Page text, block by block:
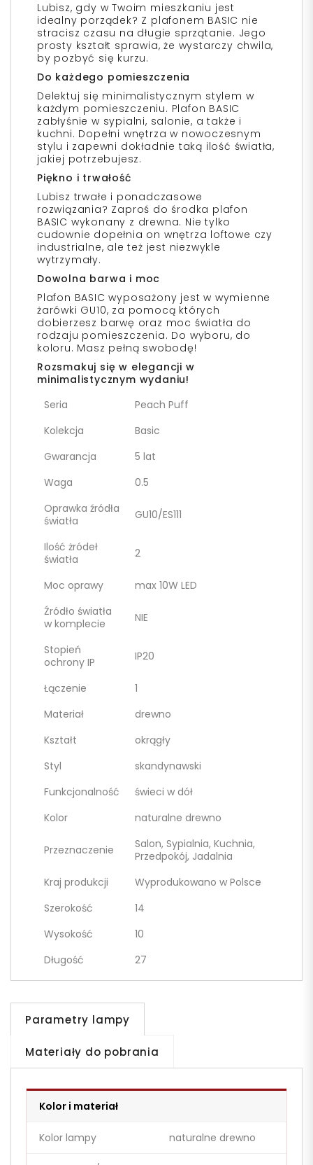
Lubisz, gdy w Twoim mieszkaniu jest
idealny porządek? Z plafonem BASIC nie
stracisz czasu na długie sprzątanie. Jego
prosty kształt sprawia, że wystarczy chwila,
by pozbyć się kurzu.
Do każdego pomieszczenia
Delektuj się minimalistycznym stylem w
każdym pomieszczeniu. Plafon BASIC
zabłyśnie w sypialni, salonie, a także i
kuchni. Dopełni wnętrza w nowoczesnym
stylu i zapewni dokładnie taką ilość światła,
jakiej potrzebujesz.
Piękno i trwałość
Lubisz trwałe i ponadczasowe
rozwiązania? Zaproś do środka plafon
BASIC wykonany z drewna. Nie tylko
cudownie dopełnia on wnętrza loftowe czy
industrialne, ale też jest niezwykle
wytrzymały.
Dowolna barwa i moc
Plafon BASIC wyposażony jest w wymienne
żarówki GU10, za pomocą których
dobierzesz barwę oraz moc światła do
rodzaju pomieszczenia. Do wyboru, do
koloru. Masz pełną swobodę!
Rozsmakuj się w elegancji w
minimalistycznym wydaniu!
Seria
Peach Puff
Kolekcja
Basic
Gwarancja
5 lat
Waga
0.5
Oprawka źródła
światła
GU10/ES111
Ilość żródeł
światła
2
Moc oprawy
max 10W LED
Źródło światła
w komplecie
NIE
Stopień
ochrony IP
IP20
Łączenie
1
Materiał
drewno
Kształt
okrągły
Styl
skandynawski
Funkcjonalność
świeci w dół
Kolor
naturalne drewno
Przeznaczenie
Salon, Sypialnia, Kuchnia,
Przedpokój, Jadalnia
Kraj produkcji
Wyprodukowano w Polsce
Szerokość
14
Wysokość
10
Długość
27
Parametry lampy
Materiały do pobrania
Kolor i materiał
Kolor lampy naturalne drewno